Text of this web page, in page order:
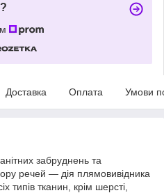
Доставка Оплата Умови
забруднень та
речей — дія плямовивідника
типів тканин, крім шерсті,